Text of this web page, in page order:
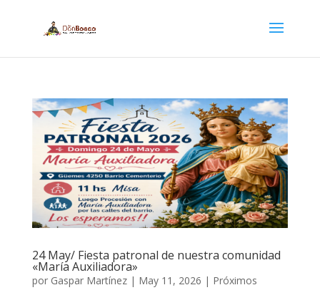
24 May/ Fiesta patronal de nuestra comunidad
«María Auxiliadora»
por Gaspar Martínez| May 11, 2026 | Próximos